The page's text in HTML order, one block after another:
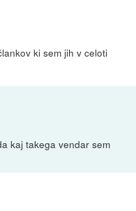
ki sem jih v celoti
kaj takega vendar sem